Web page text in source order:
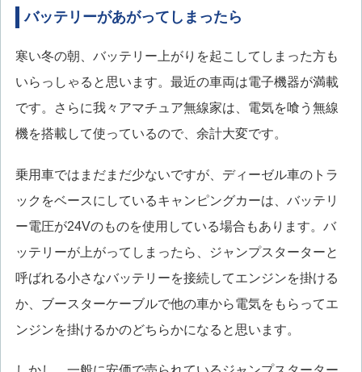
バッテリーがあがってしまったら
寒い冬の朝、バッテリー上がりを起こしてしまった方も
いらっしゃると思います。最近の車両は電子機器が満載
です。さらに我々アマチュア無線家は、電気を喰う無線
機を搭載して使っているので、余計大変です。
乗用車ではまだまだ少ないですが、ディーゼル車のトラ
ックをベースにしているキャンピングカーは、バッテリ
ー電圧が24Vのものを使用している場合もあります。バ
ッテリーが上がってしまったら、ジャンプスターターと
呼ばれる小さなバッテリーを接続してエンジンを掛ける
か、ブースターケーブルで他の車から電気をもらってエ
ンジンを掛けるかのどちらかになると思います。